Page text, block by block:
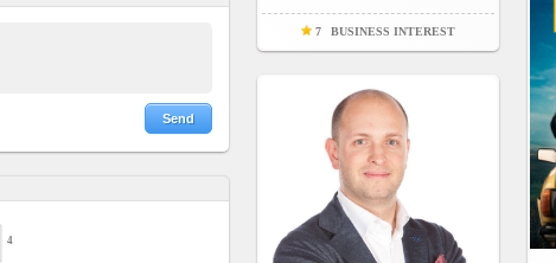
Send
4
7 BUSINESS INTEREST